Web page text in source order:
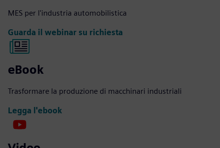
MES per l'industria automobilistica
Guarda il webinar su richiesta
eBook
Trasformare la produzione di macchinari industriali
Legga l'ebook